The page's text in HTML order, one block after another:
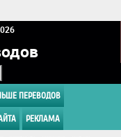
ПЕРЕВОДОВ
РЕКЛАМА